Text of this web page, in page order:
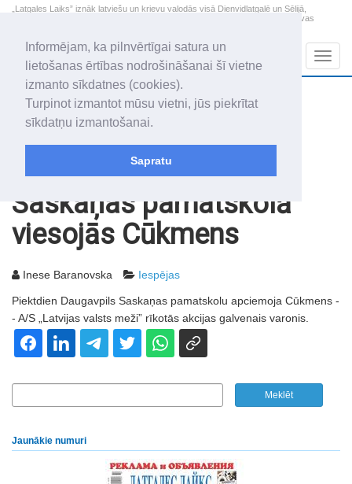
Informējam, ka pilnvērtīgai satura un
lietošanas ērtības nodrošināšanai šī vietne
izmanto sīkdatnes (cookies).
Turpinot izmantot mūsu vietni, jūs piekrītat
sīkdatņu izmantošanai.
Sapratu
„Latgales Laiks” iznāk latviešu un krievu valodās visā Dienvidlatgalē un Sēlijā,
„Latgales Laiks” latviešu valodā aptver Daugavpils valstspilsētu, Augšdaugavas
2026. gada 9. augusts
Svētdiena
Genovefa, Genoveva, Madara
+17.2
Saskaņas pamatskolā
viesojās Cūkmens
Inese Baranovska Iespējas
Piektdien Daugavpils Saskaņas pamatskolu apciemoja Cūkmens -
- A/S „Latvijas valsts meži” rīkotās akcijas galvenais varonis.
Jaunākie numuri